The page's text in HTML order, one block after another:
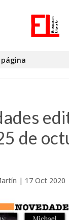
página
de
| 17 Oct 2020